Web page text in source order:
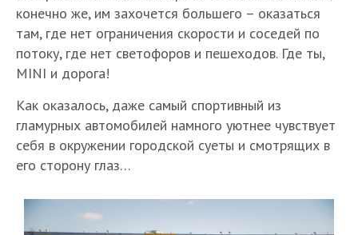
конечно же, им захочется большего – оказаться
там, где нет ограничения скорости и соседей по
потоку, где нет светофоров и пешеходов. Где ты,
MINI и дорога!
Как оказалось, даже самый спортивный из
гламурных автомобилей намного уютнее чувствует
себя в окружении городской суеты и смотрящих в
его сторону глаз…